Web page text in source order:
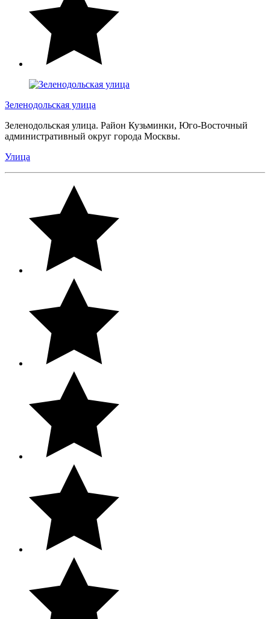
Зеленодольская улица
Зеленодольская улица. Район Кузьминки, Юго-Восточный
административный округ города Москвы.
Улица